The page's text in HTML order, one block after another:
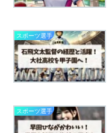
スポーツ選手
スポーツ選手